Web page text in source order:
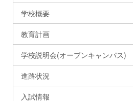
学校概要
教育計画
学校説明会(オープンキャンパス)
進路状況
入試情報